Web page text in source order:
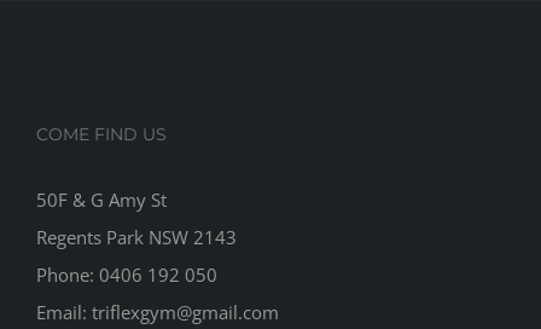
COME FIND US
50F & G Amy St
Regents Park NSW 2143
Phone: 0406 192 050
Email: triflexgym@gmail.com